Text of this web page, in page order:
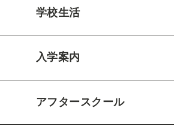
学校生活
入学案内
アフタースクール